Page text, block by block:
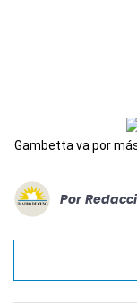
Gambetta va por
Por